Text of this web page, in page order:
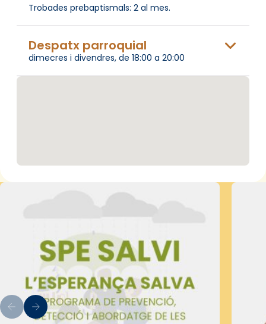
Trobades prebaptismals: 2 al mes.
Despatx parroquial
dimecres i divendres, de 18:00 a 20:00